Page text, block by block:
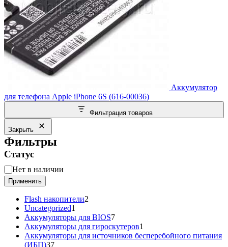
Аккумулятор
для телефона Apple iPhone 6S (616-00036)
Фильтрация товаров
Закрыть
Фильтры
Статус
Статус
Нет в наличии
Применить
Flash накопители2
Uncategorized1
товар
Аккумуляторы для BIOS77
товаров
Аккумуляторы для гироскутеров1
товар
Аккумуляторы для источников бесперебойного питания
(ИБП)3737